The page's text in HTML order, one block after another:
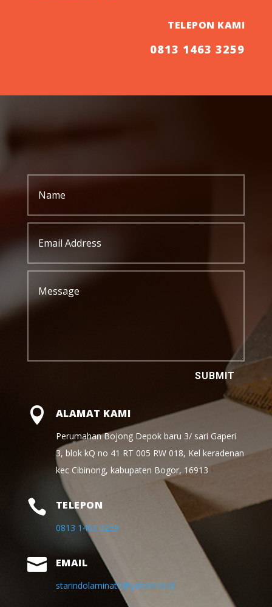
TELEPON KAMI
0813 1463 3259
SUBMIT
 ALAMAT KAMI
Perumahan Bojong Depok baru 3/ sari Gaperi
3, blok kQ no 41 RT 005 RW 018, Kel keradenan
kec Cibinong, kabupaten Bogor, 16913
 TELEPON
0813 1463 3259
 EMAIL
starindolaminate@yahoo.co.id